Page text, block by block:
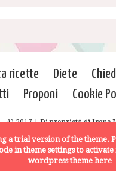
ricette Diete
Proponi Cookie
© 2017 | Di proprietà di Irene
a trial version of the theme.
in theme settings to
wordpress theme here